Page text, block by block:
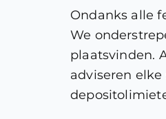
Ondanks alle
We
plaatsvinden.
adviseren